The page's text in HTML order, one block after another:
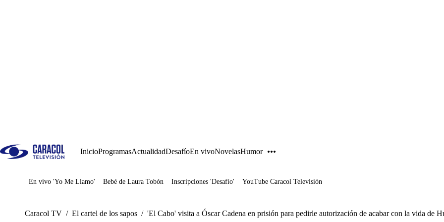
InicioProgramasActualidadDesafíoEn vivoNovelasHumor
Juegos
En vivo 'Yo Me Llamo' Bebé de Laura Tobón Inscripciones 'Desafío' YouTube Caracol Televisión
Caracol TV / El cartel de los sapos / 'El Cabo' visita a Óscar Cadena en prisión para pedirle autorización de acabar con la vida de